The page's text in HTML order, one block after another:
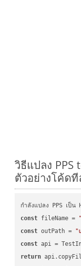
วิธีแปลง PPS
ตัวอย่างโค้ด
const fileName =
const outPath =
const
return